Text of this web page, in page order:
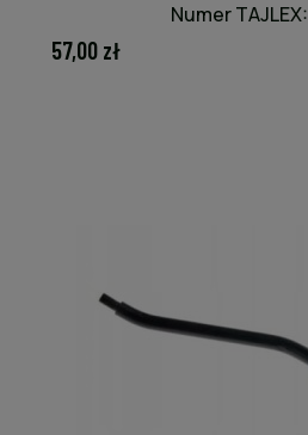
Numer TAJLEX:
57,00 zł